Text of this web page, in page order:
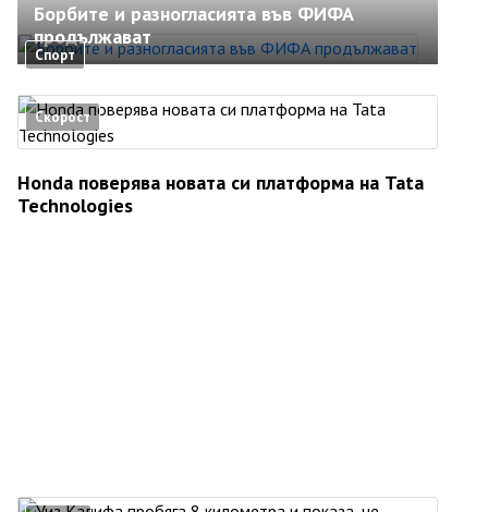
Спорт
Борбите и разногласията във ФИФА
продължават
Скорост
Honda поверява новата си платформа на Tata
Technologies